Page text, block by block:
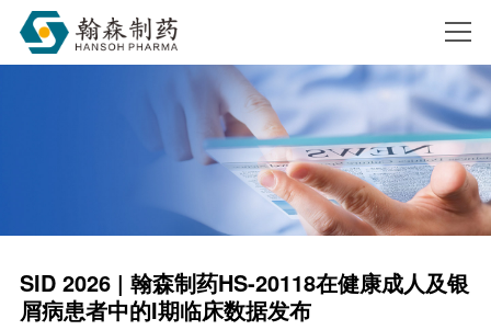
SID 2026 | 翰森制药HS-20118在健康成人及银
屑病患者中的I期临床数据发布